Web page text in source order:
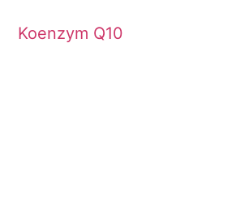
Koenzym Q10